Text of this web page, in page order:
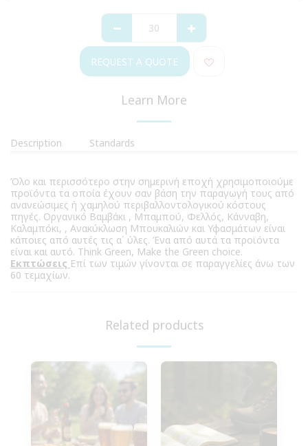
REQUEST A QUOTE
Learn More
Description Standards
Όλο και περισσότερο στην σημερινή εποχή χρησιμοποιούμε
προϊόντα τα οποία έχουν σαν βάση την παραγωγή τους από
ανανεώσιμες ή χαμηλού περιβαλλοντολογικού κόστους
πηγές. Οργανικό Βαμβάκι , Μπαμπού, Φελλός, Κάνναβη,
Καλαμπόκι, , Ανακύκλωση Μπουκαλιών και Υφασμάτων είναι
κάποιες από αυτές τις α΄ ύλες. Ένα από αυτά τα προϊόντα
είναι και αυτό. Think Green, Make the Green choice.
Εκπτώσεις Επί των τιμών γίνονται σε παραγγελίες άνω των
60 τεμαχίων.
Related products